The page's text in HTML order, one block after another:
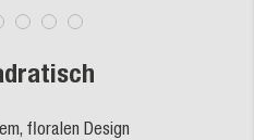
floralen Design